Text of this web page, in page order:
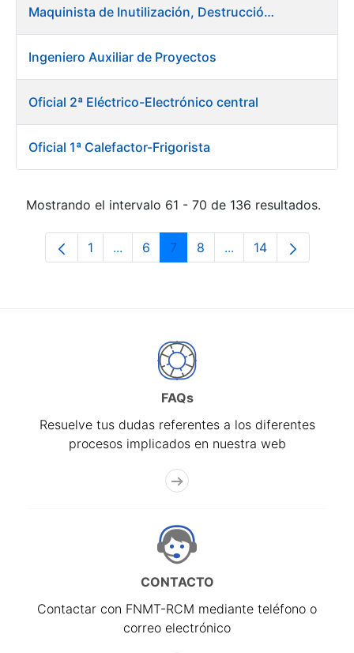
Maquinista de Inutilización, Destrucción y Empacado de Papel
Ingeniero Auxiliar de Proyectos
Oficial 2ª Eléctrico-Electrónico central
Oficial 1ª Calefactor-Frigorista
Mostrando el intervalo 61 - 70 de 136 resultados.
Página
1 ...Páginas intermedias Use TAB para
Página
6 Página
7 Página
8 ...Páginas intermedias
Página
14
FAQs
Resuelve tus dudas referentes a los diferentes
procesos implicados en nuestra web
CONTACTO
Contactar con FNMT-RCM mediante teléfono o
correo electrónico